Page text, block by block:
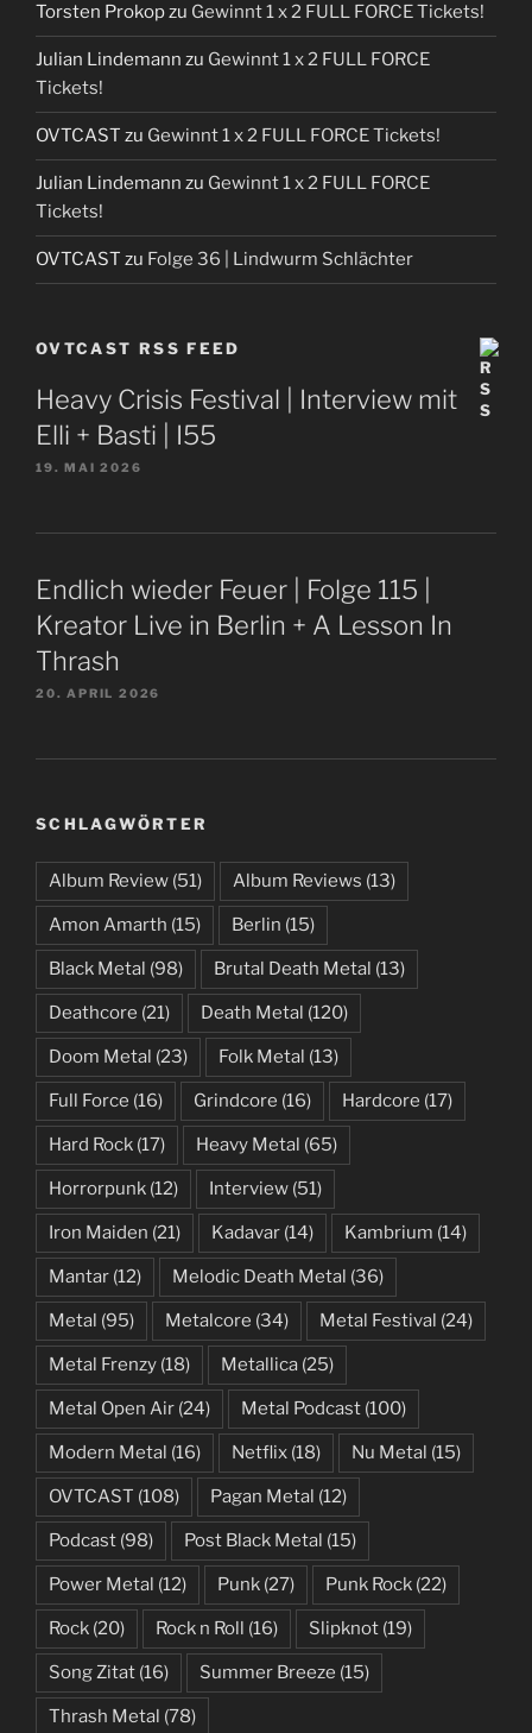
Torsten Prokopzu Gewinnt 1 x 2 FULL FORCE Tickets!
Julian Lindemann zu Gewinnt 1 x 2 FULL FORCE
Tickets!
OVTCAST zu Gewinnt 1 x 2 FULL FORCE Tickets!
Julian Lindemann zu Gewinnt 1 x 2 FULL FORCE
Tickets!
OVTCAST zu Folge 36 | Lindwurm Schlächter
OVTCAST RSS FEED
Heavy Crisis Festival | Interview mit
Elli + Basti | I55
19. MAI 2026
Endlich wieder Feuer | Folge 115 |
Kreator Live in Berlin + A Lesson In
Thrash
20. APRIL 2026
SCHLAGWÖRTER
Album Review (51) Album Reviews (13)
Amon Amarth (15) Berlin (15)
Black Metal (98) Brutal Death Metal (13)
Deathcore (21) Death Metal (120)
Doom Metal (23) Folk Metal (13)
Full Force (16) Grindcore (16) Hardcore (17)
Hard Rock (17) Heavy Metal (65)
Horrorpunk (12) Interview (51)
Iron Maiden (21) Kadavar (14) Kambrium (14)
Mantar (12) Melodic Death Metal (36)
Metal (95) Metalcore (34) Metal Festival (24)
Metal Frenzy (18) Metallica (25)
Metal Open Air (24) Metal Podcast (100)
Modern Metal (16) Netflix (18) Nu Metal (15)
OVTCAST (108) Pagan Metal (12)
Podcast (98) Post Black Metal (15)
Power Metal (12) Punk (27) Punk Rock (22)
Rock (20) Rock n Roll (16) Slipknot (19)
Song Zitat (16) Summer Breeze (15)
Thrash Metal (78)